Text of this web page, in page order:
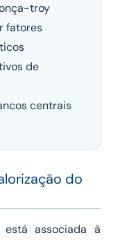
troy
fatores
de
centrais
do
associada à